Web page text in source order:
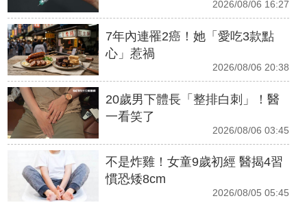
2026/08/06 16:27
7年內連罹2癌！她「愛吃3款點
心」惹禍
2026/08/06 20:38
20歲男下體長「整排白刺」！醫
一看笑了
2026/08/06 03:45
不是炸雞！女童9歲初經 醫揭4習
慣恐矮8cm
2026/08/05 05:45